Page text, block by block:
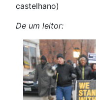
castelhano)
De um leitor: